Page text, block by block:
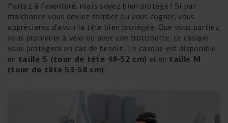
Partez à l'aventure, mais soyez bien protégé ! Si par
malchance vous deviez tomber ou vous cogner, vous
apprécierez d'avoir la tête bien protégée. Que vous partiez
vous promener à vélo ou avec une trottinette, ce casque
vous protégera en cas de besoin. Le casque est disponible
en taille S (tour de tête 48-52 cm) et en taille M
(tour de tête 53-58 cm).